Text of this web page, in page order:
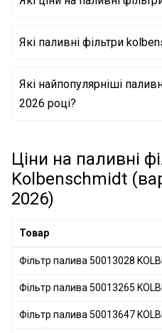
Які паливні фільтри
Фільтр палива 50014992
Які найпопулярніші
2026 році?
Фільтр палива
Фільтр палива
Фільтр палива
Фільтр палива 50013967
Ціни на паливні
Kolbenschmidt
2026)
Товар
Фільтр палива 50013028
Фільтр палива 50013265
Фільтр палива 50013647